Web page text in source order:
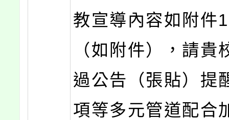
教宣導內容如附件
（如附件），請貴
過公告（張貼）提
項等多元管道配合